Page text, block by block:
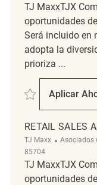
TJ MaxxTJX
oportunidades
Será incluido en
adopta la
prioriza ...
Salvar Retail Sales
Aplicar
RETAIL SALES
TJ Maxx Categoría
Asociados
85704
TJ MaxxTJX
oportunidades